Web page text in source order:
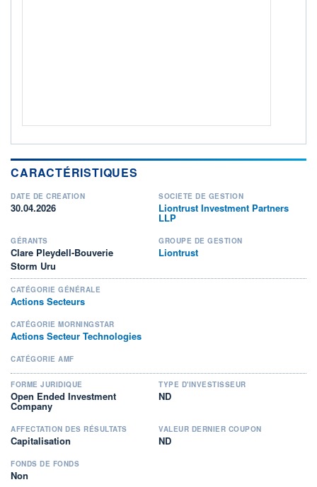
CARACTÉRISTIQUES
DATE DE CRÉATION
30.04.2026
SOCIÉTÉ DE GESTION
Liontrust Investment Partners
LLP
GÉRANTS
Clare Pleydell-Bouverie
Storm Uru
GROUPE DE GESTION
Liontrust
CATÉGORIE GÉNÉRALE
Actions Secteurs
CATÉGORIE MORNINGSTAR
Actions Secteur Technologies
CATÉGORIE AMF
FORME JURIDIQUE
Open Ended Investment
Company
TYPE D'INVESTISSEUR
ND
AFFECTATION DES RÉSULTATS
Capitalisation
VALEUR DERNIER COUPON
ND
FONDS DE FONDS
Non